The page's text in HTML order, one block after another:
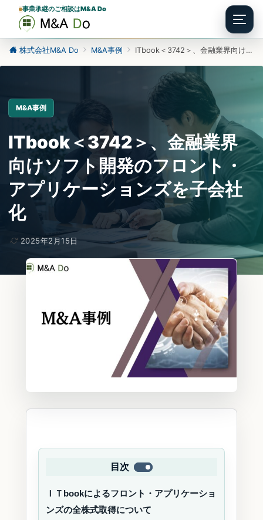
Menu
事業承継のご相談はM&A Do
株式会社M&A Do M&A事例 ITbook＜3742＞、金融業界向けソフト開発のフロント・アプリケーションズを子会社化
M&A事例
ITbook＜3742＞、金融業界
向けソフト開発のフロント・
アプリケーションズを子会社
化
2025年2月15日
目次
ＩＴbookによるフロント・アプリケーショ
ンズの全株式取得について